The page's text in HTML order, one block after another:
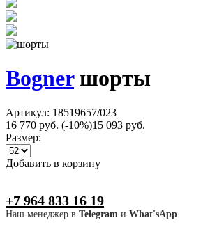
Bognerшорты
Артикул: 18519657/023
16 770 руб. (-10%)15 093 руб.
Размер:
Добавить в корзину
+7 964 833 16 19
Наш менеджер в Telegram и What'sApp